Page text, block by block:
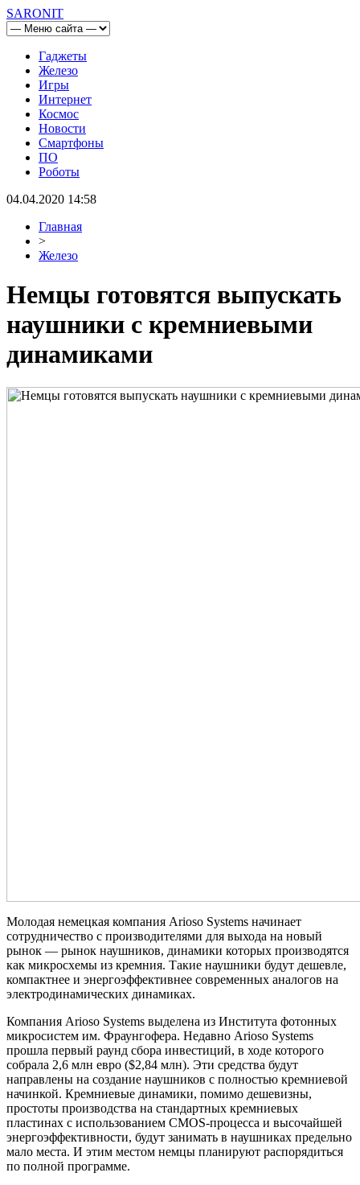
SARONIT
Гаджеты
Железо
Игры
Интернет
Космос
Новости
Смартфоны
ПО
Роботы
04.04.2020 14:58
Главная
>
Железо
Немцы готовятся выпускать
наушники с кремниевыми
динамиками
Молодая немецкая компания Arioso Systems начинает
сотрудничество с производителями для выхода на новый
рынок ― рынок наушников, динамики которых производятся
как микросхемы из кремния. Такие наушники будут дешевле,
компактнее и энергоэффективнее современных аналогов на
электродинамических динамиках.
Компания Arioso Systems выделена из Института фотонных
микросистем им. Фраунгофера. Недавно Arioso Systems
прошла первый раунд сбора инвестиций, в ходе которого
собрала 2,6 млн евро ($2,84 млн). Эти средства будут
направлены на создание наушников с полностью кремниевой
начинкой. Кремниевые динамики, помимо дешевизны,
простоты производства на стандартных кремниевых
пластинах с использованием CMOS-процесса и высочайшей
энергоэффективности, будут занимать в наушниках предельно
мало места. И этим местом немцы планируют распорядиться
по полной программе.